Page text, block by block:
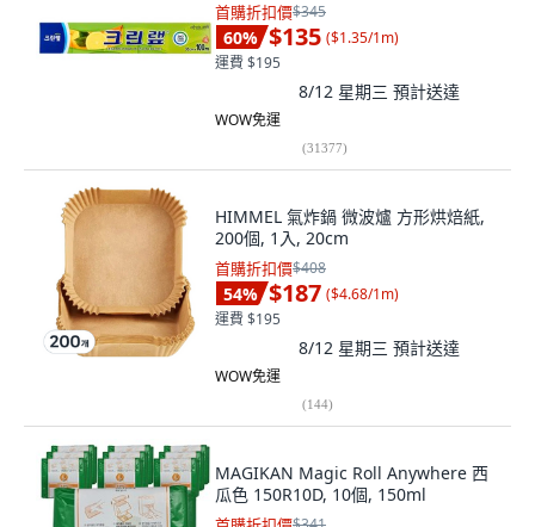
首購折扣價$345
60% $135 ($1.35/1m)
運費 $195
8/12 星期三 預計送達
WOW免運
(31377)
HIMMEL 氣炸鍋 微波爐 方形烘焙紙,
200個, 1入, 20cm
首購折扣價$408
54% $187 ($4.68/1m)
運費 $195
8/12 星期三 預計送達
WOW免運
(144)
MAGIKAN Magic Roll Anywhere 西
瓜色 150R10D, 10個, 150ml